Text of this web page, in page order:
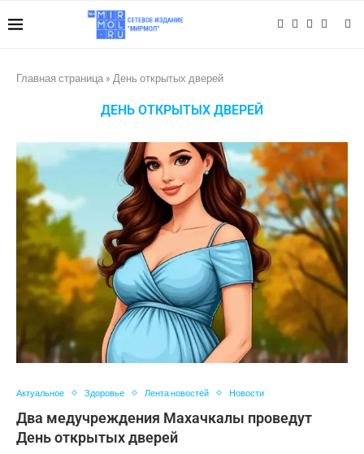
Главная страница » День открытых дверей
ДЕНЬ ОТКРЫТЫХ ДВЕРЕЙ
Актуальное Здоровье Лента новостей Новости
Два медучреждения Махачкалы проведут
День открытых дверей